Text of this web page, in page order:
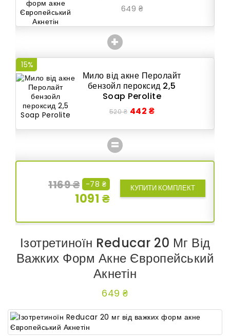
649 ₴
+
15%
Мило від акне Перолайт
бензойл пероксид 2,5
Soap Perolite
520 ₴ 442 ₴
=
1169 ₴ -78 ₴
1091 ₴
КУПИТИ КОМПЛЕКТ
Ізотретиноїн Reducar 20 Мг Від
Важких Форм Акне Європейський
Акнетін
649 ₴